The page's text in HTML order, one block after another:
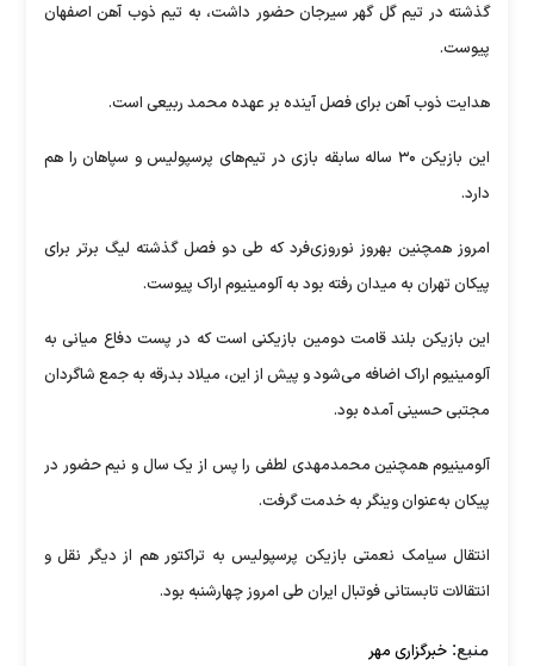
گذشته در تیم گل گهر سیرجان حضور داشت، به تیم ذوب آهن اصفهان
پیوست.
هدایت ذوب آهن برای فصل آینده بر عهده محمد ربیعی است.
این بازیکن ۳۰ ساله سابقه بازی در تیم‌های پرسپولیس و سپاهان را هم
دارد.
امروز همچنین بهروز نوروزی‌فرد که طی دو فصل گذشته لیگ برتر برای
پیکان تهران به میدان رفته بود به آلومینیوم اراک پیوست.
این بازیکن بلند قامت دومین بازیکنی است که در پست دفاع میانی به
آلومینیوم اراک اضافه می‌شود و پیش از این، میلاد بدرقه به جمع شاگردان
مجتبی حسینی آمده بود.
آلومینیوم همچنین محمدمهدی لطفی را پس از یک سال و نیم حضور در
پیکان به‌عنوان وینگر به خدمت گرفت.
انتقال سیامک نعمتی بازیکن پرسپولیس به تراکتور هم از دیگر نقل و
انتقالات تابستانی فوتبال ایران طی امروز چهارشنبه بود.
منبع: خبرگزاری مهر